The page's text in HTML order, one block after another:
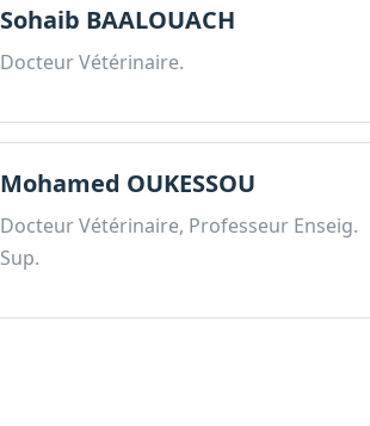
Sohaib BAALOUACH
Docteur Vétérinaire.
Mohamed OUKESSOU
Docteur Vétérinaire, Professeur Enseig.
Sup.